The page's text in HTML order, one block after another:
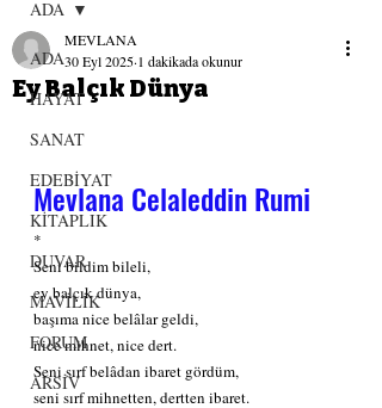
GİRİŞ YAP
ADA
HAYAT
SANAT
EDEBİYAT
KİTAPLIK
DUVAR
MAVİLİK
FORUM
ARSİV
ADA
Ey Balçık Dünya
MEVLANA
30 Eyl 2025 1 dakikada okunur
Mevlana Celaleddin Rumi
*
Seni bildim bileli,
ey balçık dünya,
başıma nice belâlar geldi,
nice mihnet, nice dert.
Seni sırf belâdan ibaret gördüm,
seni sırf mihnetten, dertten ibaret.